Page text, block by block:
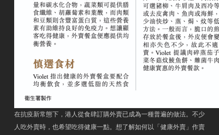
在抗疫新常態下，港人從食肆訂購外賣已成為一種普遍的做法。不少
人吃外賣時，也希望吃得健康一點。想了解如何以「健康外賣」作賣